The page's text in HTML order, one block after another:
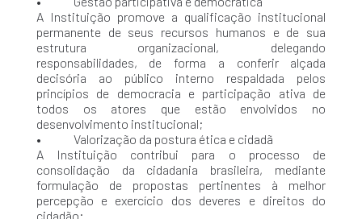
A Instituição promove a qualificação institucional
permanente de seus recursos humanos e de sua
estrutura organizacional, delegando
responsabilidades, de forma a conferir alçada
decisória ao público interno respaldada pelos
princípios de democracia e participação ativa de
todos os atores que estão envolvidos no
desenvolvimento institucional;
• Valorização da postura ética e cidadã
A Instituição contribui para o processo de
consolidação da cidadania brasileira, mediante
formulação de propostas pertinentes à melhor
percepção e exercício dos deveres e direitos do
cidadão;